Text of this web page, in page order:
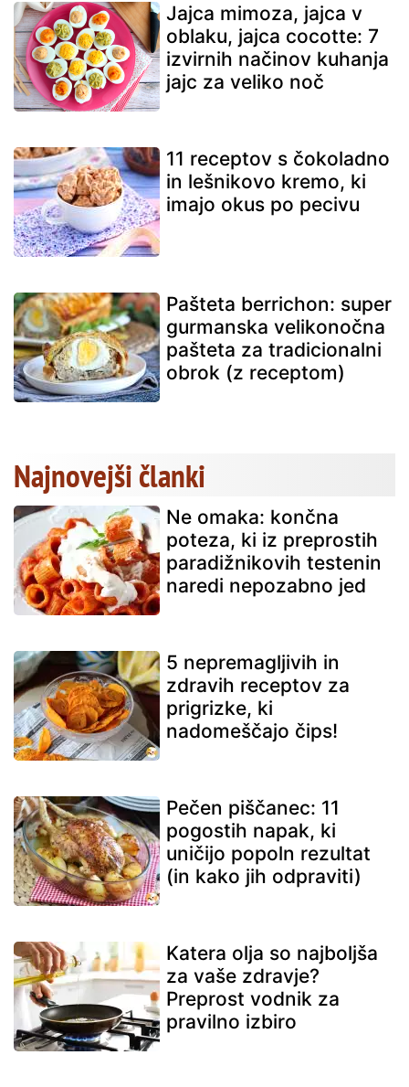
Jajca mimoza, jajca v
oblaku, jajca cocotte: 7
izvirnih načinov kuhanja
jajc za veliko noč
11 receptov s čokoladno
in lešnikovo kremo, ki
imajo okus po pecivu
Pašteta berrichon: super
gurmanska velikonočna
pašteta za tradicionalni
obrok (z receptom)
Najnovejši članki
Ne omaka: končna
poteza, ki iz preprostih
paradižnikovih testenin
naredi nepozabno jed
5 nepremagljivih in
zdravih receptov za
prigrizke, ki
nadomeščajo čips!
Pečen piščanec: 11
pogostih napak, ki
uničijo popoln rezultat
(in kako jih odpraviti)
Katera olja so najboljša
za vaše zdravje?
Preprost vodnik za
pravilno izbiro